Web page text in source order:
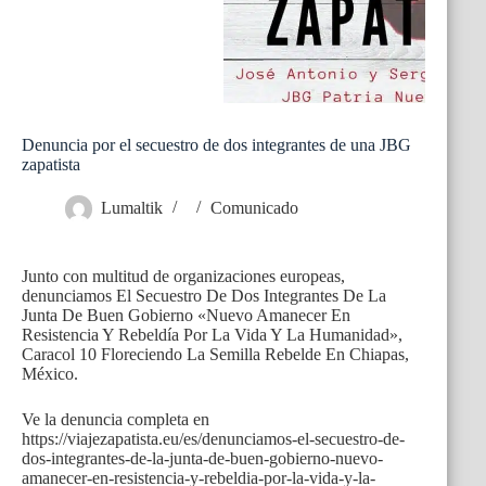
Denuncia por el secuestro de dos integrantes de una JBG
zapatista
Lumaltik Comunicado
Junto con multitud de organizaciones europeas,
denunciamos El Secuestro De Dos Integrantes De La
Junta De Buen Gobierno «Nuevo Amanecer En
Resistencia Y Rebeldía Por La Vida Y La Humanidad»,
Caracol 10 Floreciendo La Semilla Rebelde En Chiapas,
México.
Ve la denuncia completa en
https://viajezapatista.eu/es/denunciamos-el-secuestro-de-
dos-integrantes-de-la-junta-de-buen-gobierno-nuevo-
amanecer-en-resistencia-y-rebeldia-por-la-vida-y-la-